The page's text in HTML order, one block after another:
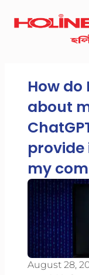
How
about
my
August 28,